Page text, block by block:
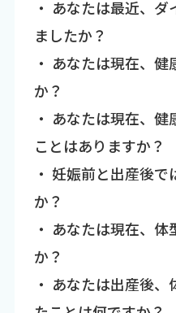
・ あなたは最近、
ましたか？
・ あなたは現在、
か？
・ あなたは現在、
ことはありますか？
・ 妊娠前と出産後
か？
・ あなたは現在、
か？
・ あなたは出産後